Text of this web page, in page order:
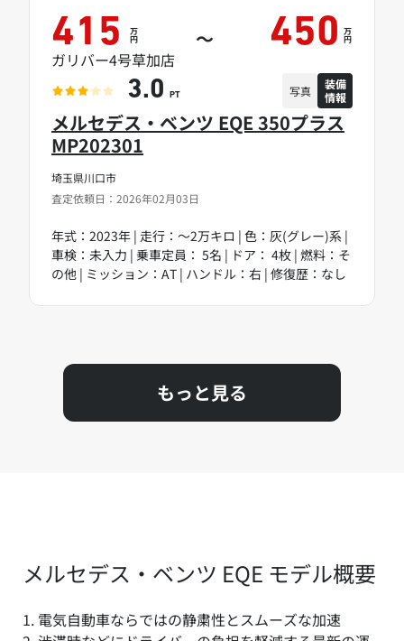
埼玉県川口市
査定依頼日：2026年02月03日
メルセデス・ベンツ EQE 350プラス
MP202301
年式：2023年 | 走行：～2万キロ | 色：灰(グレー)系 |
車検：未入力 | 乗車定員： 5名 | ドア： 4枚 | 燃料：そ
の他 | ミッション：AT | ハンドル：右 | 修復歴：なし
415 万
円 ～ 450 万
円
ガリバー4号草加店
3.0 PT 写真
装備
情報
もっと見る
メルセデス・ベンツ EQE モデル概要
1. 電気自動車ならではの静粛性とスムーズな加速